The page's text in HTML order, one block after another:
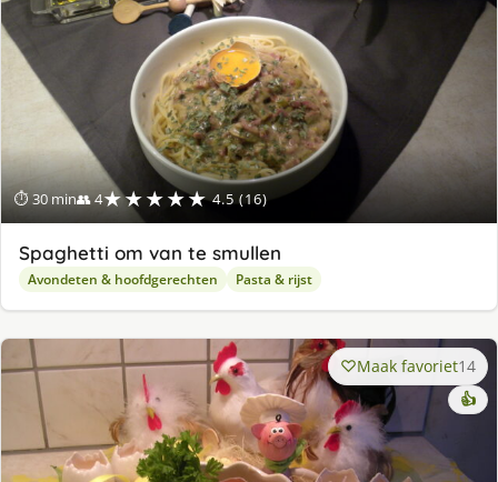
⏱ 30 min👥 4★★★★★ 4.5 (16)
Spaghetti om van te smullen
Avondeten & hoofdgerechten Pasta & rijst
Maak favoriet14
👍